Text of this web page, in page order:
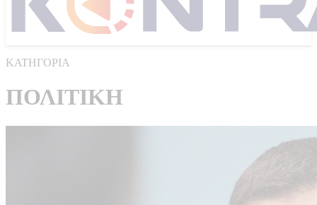
ΚΑΤΗΓΟΡΙΑ
ΠΟΛΙΤΙΚΗ